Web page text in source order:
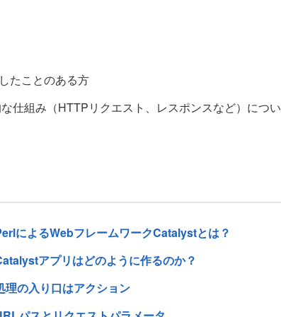
たことのある方
仕組み（HTTPリクエスト、レスポンスなど）につい
によるWebフレームワークCatalystとは？
アプリはどのように作るのか？
の入り口はアクション